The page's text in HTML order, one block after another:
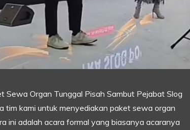
Sewa Organ Tunggal Pisah Sambut Pejabat Slog
tim kami untuk menyediakan paket sewa organ
ini adalah acara formal yang biasanya acaranya